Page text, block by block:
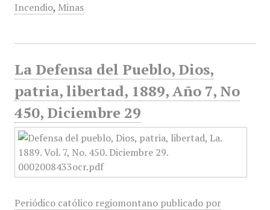
Incendio, Minas
La Defensa del Pueblo, Dios,
patria, libertad, 1889, Año 7, No
450, Diciembre 29
Periódico católico regiomontano publicado por